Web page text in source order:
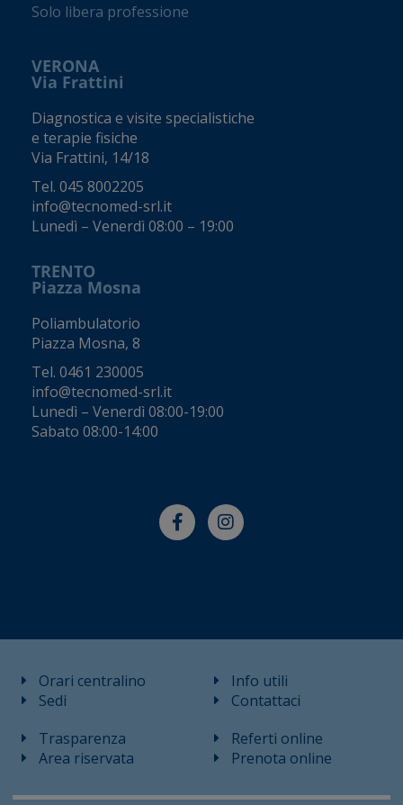
Solo libera professione
VERONA
Via Frattini
Diagnostica e visite specialistiche
e terapie fisiche
Via Frattini, 14/18
Tel. 045 8002205
info@tecnomed-srl.it
Lunedì – Venerdì 08:00 – 19:00
TRENTO
Piazza Mosna
Poliambulatorio
Piazza Mosna, 8
Tel. 0461 230005
info@tecnomed-srl.it
Lunedì – Venerdì 08:00-19:00
Sabato 08:00-14:00
Orari centralino
Sedi
Info utili
Contattaci
Trasparenza
Area riservata
Referti online
Prenota online